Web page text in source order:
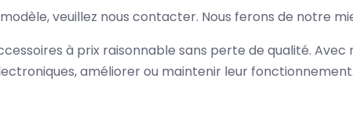
veuillez nous contacter. Nous ferons de notre
à prix raisonnable sans perte de qualité.
améliorer ou maintenir leur fonctionnement.